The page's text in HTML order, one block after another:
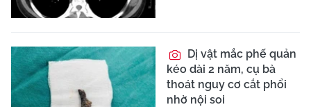
Dị vật mắc phế quản
kéo dài 2 năm, cụ bà
thoát nguy cơ cắt phổi
nhờ nội soi